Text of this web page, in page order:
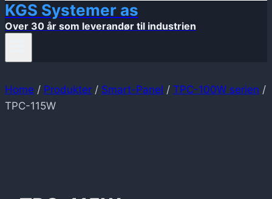
KGS Systemer as
Over 30 år som leverandør til industrien
Home / Produkter / Smart-Panel / TPC-100W serien /
TPC-115W